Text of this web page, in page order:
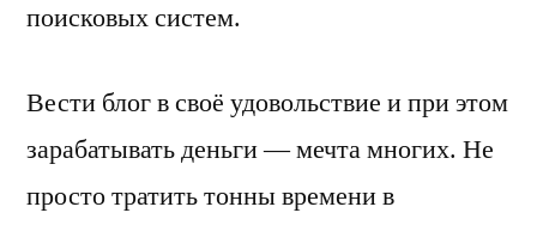
поисковых систем.
Вести блог в своё удовольствие и при этом
зарабатывать деньги — мечта многих. Не
просто тратить тонны времени в